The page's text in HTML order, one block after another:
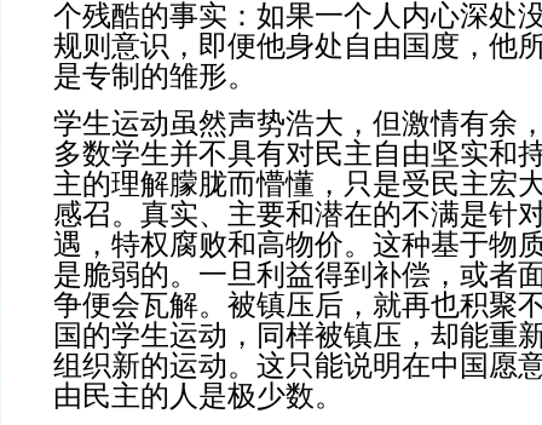
个残酷的事实：如果一个人内心深处
规则意识，即便他身处自由国度，他
是专制的雏形。
学生运动虽然声势浩大，但激情有余
多数学生并不具有对民主自由坚实和
主的理解朦胧而懵懂，只是受民主宏
感召。真实、主要和潜在的不满是针
遇，特权腐败和高物价。这种基于物
是脆弱的。一旦利益得到补偿，或者
争便会瓦解。被镇压后，就再也积聚
国的学生运动，同样被镇压，却能重
组织新的运动。这只能说明在中国愿
由民主的人是极少数。